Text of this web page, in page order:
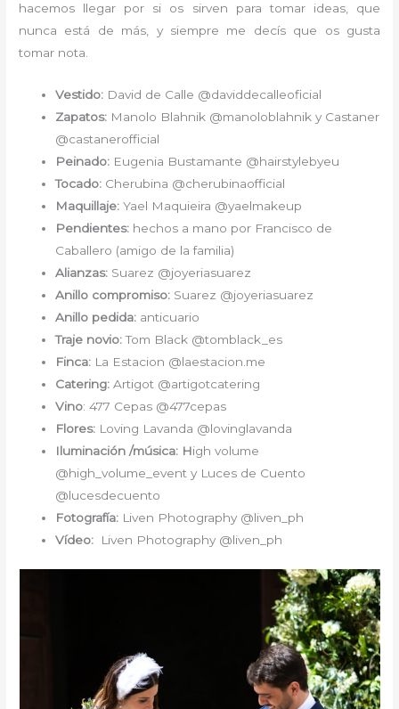
hacemos llegar por si os sirven para tomar ideas, que
nunca está de más, y siempre me decís que os gusta
tomar nota.
Vestido: David de Calle @daviddecalleoficial
Zapatos: Manolo Blahnik @manoloblahnik y Castaner
@castanerofficial
Peinado: Eugenia Bustamante @hairstylebyeu
Tocado: Cherubina @cherubinaofficial
Maquillaje:Yael Maquieira @yaelmakeup
Pendientes: hechos a mano por Francisco de
Caballero (amigo de la familia)
Alianzas: Suarez @joyeriasuarez
Anillo compromiso: Suarez @joyeriasuarez
Anillo pedida: anticuario
Traje novio:Tom Black @tomblack_es
Finca: La Estacion @laestacion.me
Catering:Artigot @artigotcatering
Vino: 477 Cepas @477cepas
Flores: Loving Lavanda @lovinglavanda
Iluminación /música: High volume
@high_volume_event y Luces de Cuento
@lucesdecuento
Fotografía: Liven Photography @liven_ph
Vídeo:
Liven Photography @liven_ph